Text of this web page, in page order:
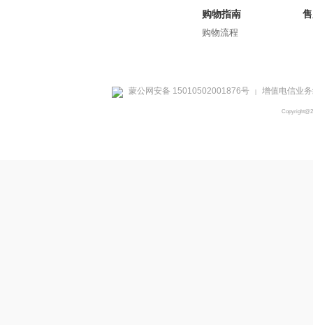
购物指南
购物流程
蒙公网安备 15010502001876号 | 增值电信业